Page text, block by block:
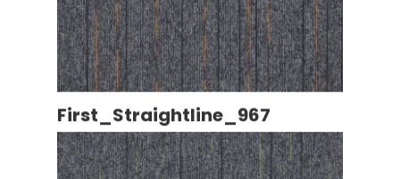
First_Straightline_967